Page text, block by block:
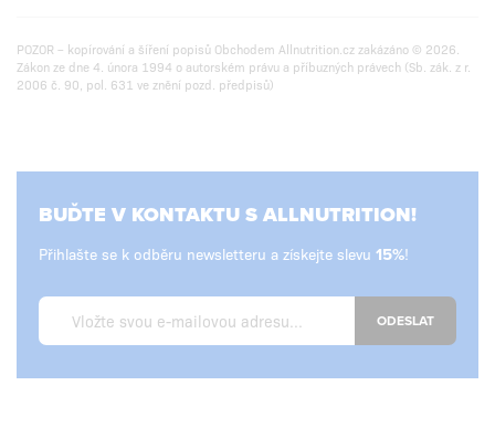
POZOR – kopírování a šíření popisů Obchodem Allnutrition.cz zakázáno © 2026.
Zákon ze dne 4. února 1994 o autorském právu a příbuzných právech (Sb. zák. z r.
2006 č. 90, pol. 631 ve znění pozd. předpisů)
BUĎTE V KONTAKTU S ALLNUTRITION!
Přihlašte se k odběru newsletteru a získejte slevu !
ODESLAT